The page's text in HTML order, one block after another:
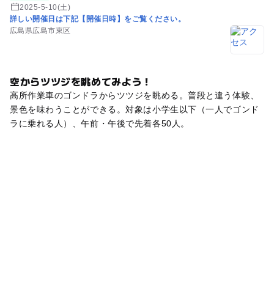
2025-5-10(土)
詳しい開催日は下記【開催日時】をご覧ください。
広島県広島市東区
空からツツジを眺めてみよう！
高所作業車のゴンドラからツツジを眺める。普段と違う体験、
景色を味わうことができる。対象は小学生以下（一人でゴンド
ラに乗れる人）、午前・午後で先着各50人。